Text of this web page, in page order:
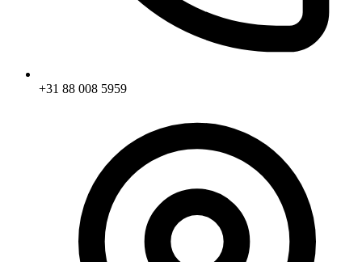
+31 88 008 5959